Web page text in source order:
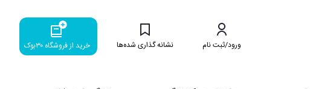
ورود/ثبت نام نشانه گذاری شده‌ها خرید از فروشگاه ۳۰بوک